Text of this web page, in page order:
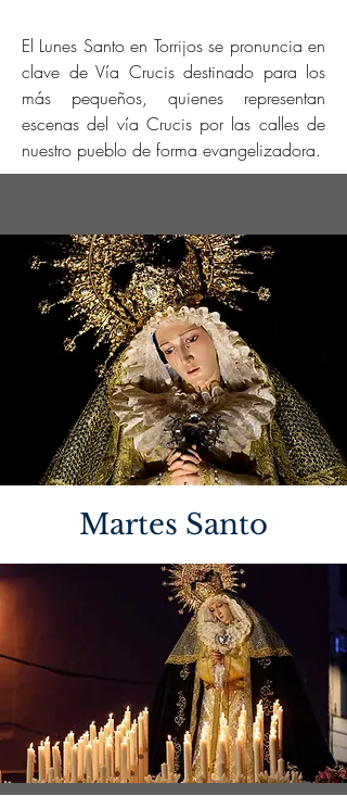
El Lunes Santo en Torrijos se pronuncia en
clave de Vía Crucis destinado para los
más pequeños, quienes representan
escenas del vía Crucis por las calles de
nuestro pueblo de forma evangelizadora.
Martes Santo